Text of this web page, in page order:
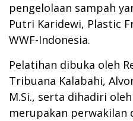
pengelolaan sampah
Putri Karidewi, Plastic
WWF-Indonesia.
Pelatihan dibuka oleh
Tribuana Kalabahi,
M.Si., serta dihadiri
merupakan perwakilan